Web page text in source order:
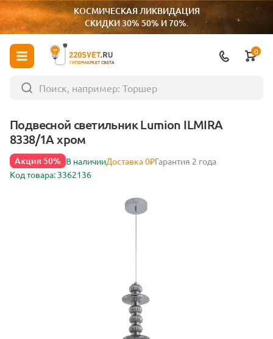
КОСМИЧЕСКАЯ ЛИКВИДАЦИЯ
СКИДКИ 30% 50% И 70%.
ГИПЕРМАРКЕТ СВЕТА
0
Подвесной светильник Lumion ILMIRA
8338/1A хром
Акция 50% В наличииДоставка 0₽Гарантия 2 года
Код товара: 3362136